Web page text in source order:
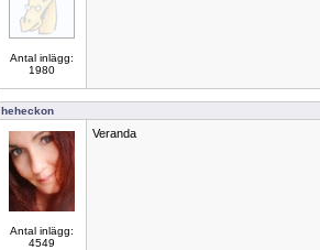
Antal inlägg:
1980
heheckon
Antal inlägg:
4549
Veranda